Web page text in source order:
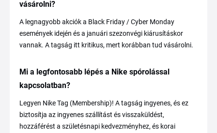
vásárolni?
A legnagyobb akciók a Black Friday / Cyber Monday
események idején és a januári szezonvégi kiárusításkor
vannak. A tagság itt kritikus, mert korábban tud vásárolni.
Mi a legfontosabb lépés a Nike spórolással
kapcsolatban?
Legyen Nike Tag (Membership)! A tagság ingyenes, és ez
biztosítja az ingyenes szállítást és visszaküldést,
hozzáférést a születésnapi kedvezményhez, és korai